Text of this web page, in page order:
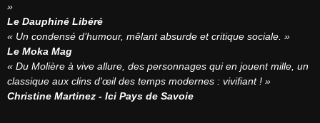
»
Le Dauphiné Libéré
« Un condensé d’humour, mêlant absurde et critique sociale. »
Le Moka Mag
« Du Molière à vive allure, des personnages qui en jouent mille, un
classique aux clins d'œil des temps modernes : vivifiant ! »
Christine Martinez - Ici Pays de Savoie